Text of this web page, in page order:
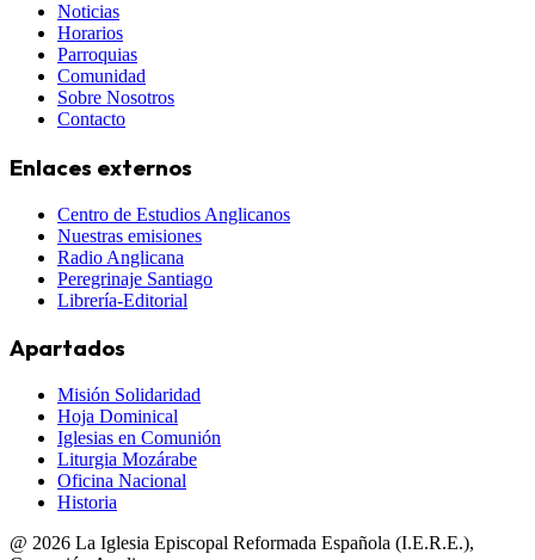
Noticias
Horarios
Parroquias
Comunidad
Sobre Nosotros
Contacto
Enlaces externos
Centro de Estudios Anglicanos
Nuestras emisiones
Radio Anglicana
Peregrinaje Santiago
Librería-Editorial
Apartados
Misión Solidaridad
Hoja Dominical
Iglesias en Comunión
Liturgia Mozárabe
Oficina Nacional
Historia
@ 2026 La Iglesia Episcopal Reformada Española (I.E.R.E.),